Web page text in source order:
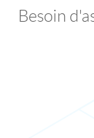
Besoin